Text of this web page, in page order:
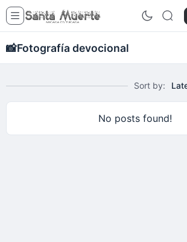
📸Fotografía devocional
Sort by:
No posts found!